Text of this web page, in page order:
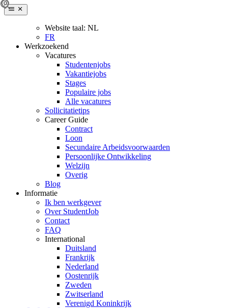
Website taal: NL
FR
Werkzoekend
Vacatures
Studentenjobs
Vakantiejobs
Stages
Populaire jobs
Alle vacatures
Sollicitatietips
Career Guide
Contract
Loon
Secundaire Arbeidsvoorwaarden
Persoonlijke Ontwikkeling
Welzijn
Overig
Blog
Informatie
Ik ben werkgever
Over StudentJob
Contact
FAQ
International
Duitsland
Frankrijk
Nederland
Oostenrijk
Zweden
Zwitserland
Verenigd Koninkrijk